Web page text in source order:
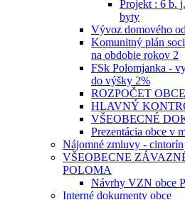
Projekt : 6 b.
byty
Vývoz domového
Komunitný plán
na obdobie rokov 2
FSk Polomjanka -
do výšky 2%
ROZPOČET
HLAVNÝ
VŠEOBECNÉ
Prezentácia obce v
Nájomné zmluvy - cintorín
VŠEOBECNE
POLOMA
Návrhy VZN obce
Interné dokumenty obce